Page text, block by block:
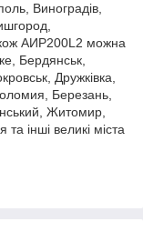
Виноградів,
АИР200L2 можна
Бердянськ,
Дружківка,
Березань,
Житомир,
та інші великі міста